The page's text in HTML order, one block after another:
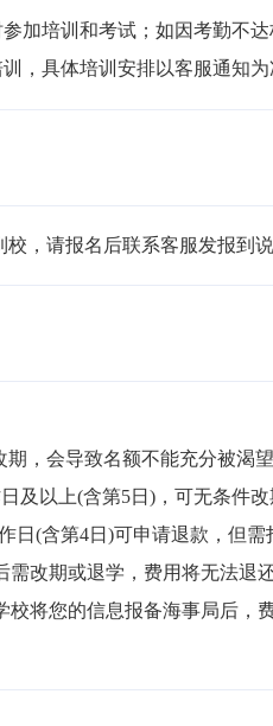
加培训和考试；如因考勤不
，具体培训安排以客服通知
校，请报名后联系客服发报到
期，会导致名额不能充分被渴
及以上(含第5日)，可无条件
日(含第4日)可申请退款，但
需改期或退学，费用将无法退
校将您的信息报备海事局后，